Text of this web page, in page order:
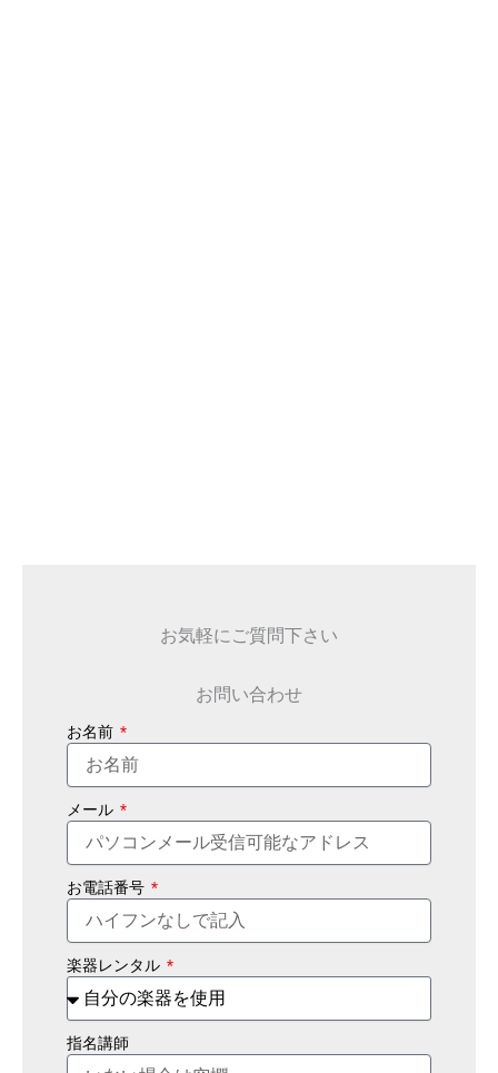
お気軽にご質問下さい
お問い合わせ
お名前
メール
お電話番号
楽器レンタル
指名講師